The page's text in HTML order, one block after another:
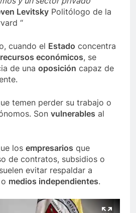
Levitsky Politólogo de la
“
cuando el Estado concentra
recursos económicos, se
de una oposición capaz de
temen perder su trabajo o
Son vulnerables al
los empresarios que
de contratos, subsidios o
evitar respaldar a
medios independientes.